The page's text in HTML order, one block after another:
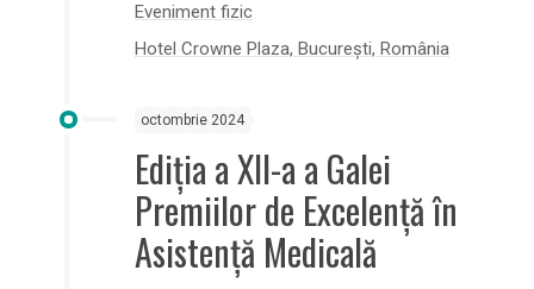
Eveniment fizic
Hotel Crowne Plaza, București, România
octombrie 2024
Ediția a XII-a a Galei
Premiilor de Excelență în
Asistență Medicală